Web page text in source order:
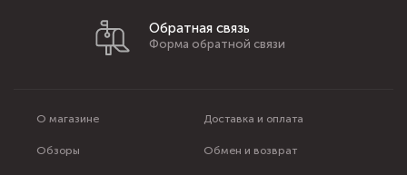
О магазине Доставка и оплата
Обзоры Обмен и возврат
Обратная связь
Форма обратной связи